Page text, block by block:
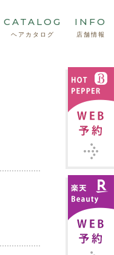
CATALOG
ヘアカタログ
INFO
店舗情報